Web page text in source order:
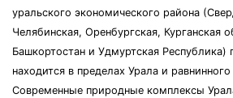
уральского экономического района
Челябинская, Оренбургская, Курганская
Башкортостан и Удмуртская Республика)
находится в пределах Урала и
Современные природные комплексы